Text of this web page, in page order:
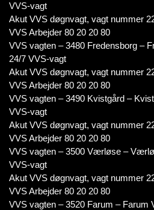
VVS-vagt
Akut VVS døgnvagt, vagt nummer
VVS Arbejder 80 20 20 80
VVS vagten – 3480 Fredensborg –
24/7 VVS-vagt
Akut VVS døgnvagt, vagt nummer
VVS Arbejder 80 20 20 80
VVS vagten – 3490 Kvistgård –
VVS-vagt
Akut VVS døgnvagt, vagt nummer
VVS Arbejder 80 20 20 80
VVS vagten – 3500 Værløse –
VVS-vagt
Akut VVS døgnvagt, vagt nummer
VVS Arbejder 80 20 20 80
VVS vagten – 3520 Farum – Farum